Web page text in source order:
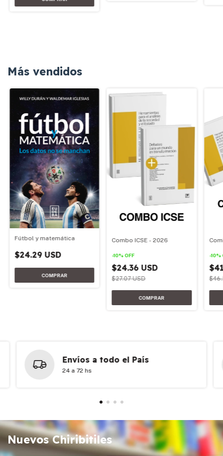
Más vendidos
Fútbol y matemática
$24.29 USD
Combo ICSE - 2026
-10%OFF
$24.36 USD
$27.07 USD
-10%
Envíos a todo el País
24 a 72 hs
Nuevos Chiribitiles